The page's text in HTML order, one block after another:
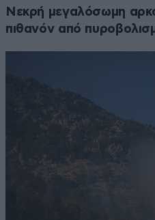
Νεκρή μεγαλόσωμη
πιθανόν από